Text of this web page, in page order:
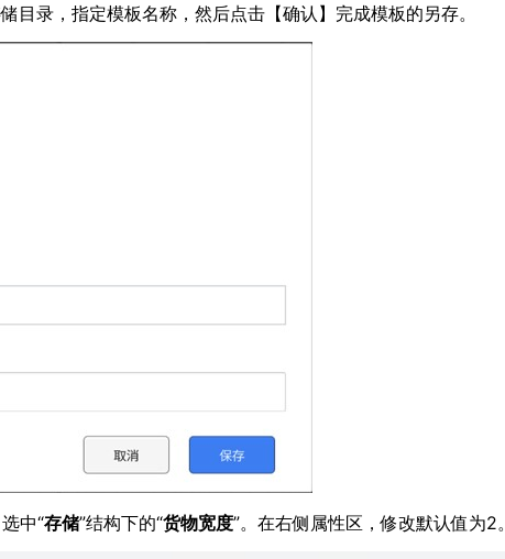
目录，指定模板名称，然后点击【确认】完成模板的另存。
中“存储”结构下的“货物宽度”。在右侧属性区，修改默认值为2。